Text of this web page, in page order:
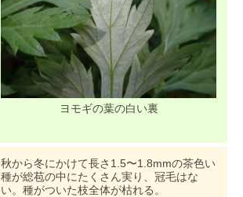
ヨモギの葉の白い裏
秋から冬にかけて長さ1.5〜1.8mmの茶色い
種が総苞の中にたくさん実り、冠毛はな
い。種がついた枝全体が枯れる。